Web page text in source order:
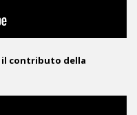
il contributo della